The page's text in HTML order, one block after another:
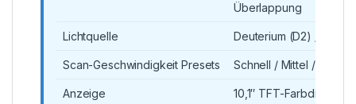
Überlappung
Lichtquelle Deuterium (D2) /
Scan-Geschwindigkeit Presets Schnell / Mittel /
Anzeige
10,1″ TFT-Farbdisplay,